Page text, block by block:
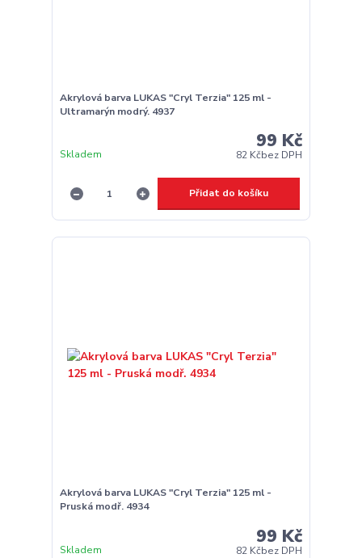
Akrylová barva LUKAS "Cryl Terzia" 125 ml -
Ultramarýn modrý. 4937
99 Kč
82 Kčbez DPH
Skladem
Přidat do košíku
Akrylová barva LUKAS "Cryl Terzia" 125 ml -
Pruská modř. 4934
99 Kč
82 Kčbez DPH
Skladem